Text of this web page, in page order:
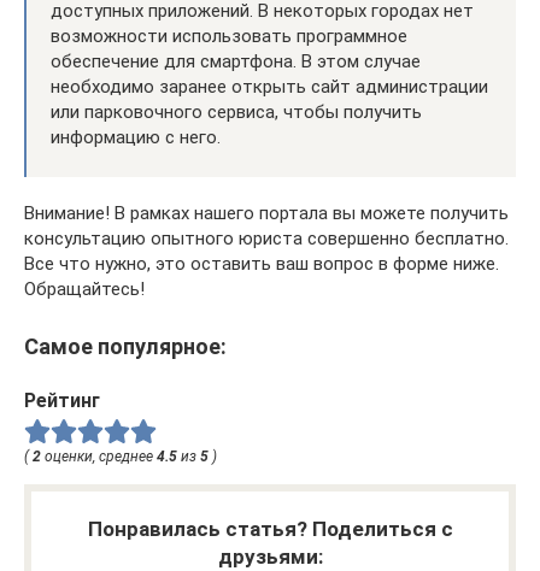
доступных приложений. В некоторых городах нет
возможности использовать программное
обеспечение для смартфона. В этом случае
необходимо заранее открыть сайт администрации
или парковочного сервиса, чтобы получить
информацию с него.
Внимание! В рамках нашего портала вы можете получить
консультацию опытного юриста совершенно бесплатно.
Все что нужно, это оставить ваш вопрос в форме ниже.
Обращайтесь!
Самое популярное:
Рейтинг
( 2 оценки, среднее 4.5 из 5 )
Понравилась статья? Поделиться с
друзьями: